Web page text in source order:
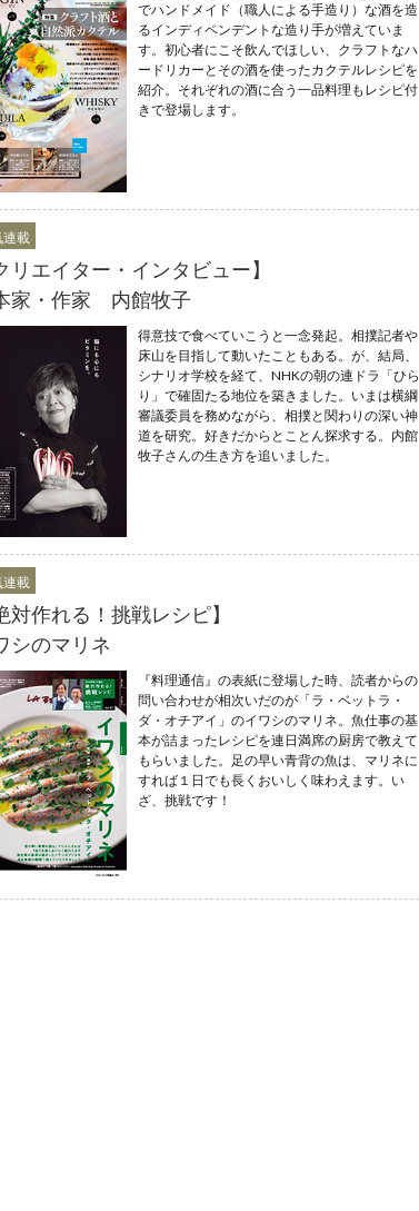
でハンドメイド（職人による手造り）な酒を造
るインディペンデントな造り手が増えていま
す。初心者にこそ飲んでほしい、クラフトなハ
ードリカーとその酒を使ったカクテルレシピを
紹介。それぞれの酒に合う一品料理もレシピ付
きで登場します。
連載
リエイター・インタビュー】
家・作家 内館牧子
得意技で食べていこうと一念発起。相撲記者や
床山を目指して動いたこともある。が、結局、
シナリオ学校を経て、NHKの朝の連ドラ「ひら
り」で確固たる地位を築きました。いまは横綱
審議委員を務めながら、相撲と関わりの深い神
道を研究。好きだからとことん探求する。内館
牧子さんの生き方を追いました。
連載
対作れる！挑戦レシピ】
シのマリネ
『料理通信』の表紙に登場した時、読者からの
問い合わせが相次いだのが「ラ・ベットラ・
ダ・オチアイ」のイワシのマリネ。魚仕事の基
本が詰まったレシピを連日満席の厨房で教えて
もらいました。足の早い青背の魚は、マリネに
すれば１日でも長くおいしく味わえます。い
ざ、挑戦です！